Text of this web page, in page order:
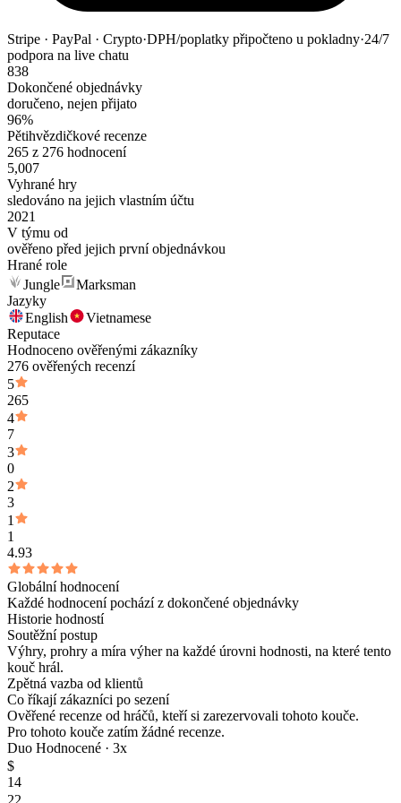
Stripe · PayPal · Crypto·DPH/poplatky připočteno u pokladny·24/7
podpora na live chatu
838
Dokončené objednávky
doručeno, nejen přijato
96%
Pětihvězdičkové recenze
265 z 276 hodnocení
5,007
Vyhrané hry
sledováno na jejich vlastním účtu
2021
V týmu od
ověřeno před jejich první objednávkou
Hrané role
Jungle
Marksman
Jazyky
English
Vietnamese
Reputace
Hodnoceno ověřenými zákazníky
276 ověřených recenzí
5
265
4
7
3
0
2
3
1
1
4.93
Globální hodnocení
Každé hodnocení pochází z dokončené objednávky
Historie hodností
Soutěžní postup
Výhry, prohry a míra výher na každé úrovni hodnosti, na které tento
kouč hrál.
Zpětná vazba od klientů
Co říkají zákazníci po sezení
Ověřené recenze od hráčů, kteří si zarezervovali tohoto kouče.
Pro tohoto kouče zatím žádné recenze.
Duo Hodnocené · 3x
$
14
22